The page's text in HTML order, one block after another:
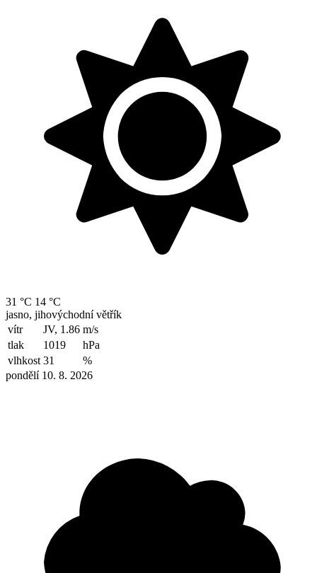
31 °C 14 °C
jasno, jihovýchodní větřík
vítr
JV, 1.86 m/s
tlak
1019
hPa
vlhkost 31
%
pondělí 10. 8. 2026